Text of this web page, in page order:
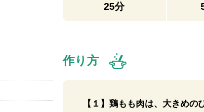
25分
作り方
【１】鶏もも肉は、大きめの